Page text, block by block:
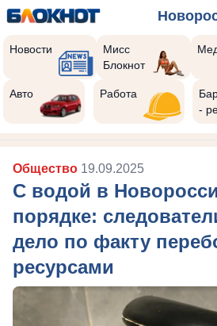
Новости
Мисс
Блокнот
Авто Работа
-
Общество 19.09.2025
С водой в
порядке:
дело по факту
ресурсами